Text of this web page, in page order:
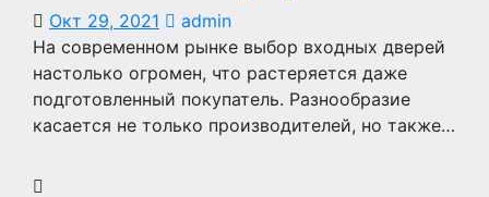
Окт 29, 2021
admin
На современном рынке выбор входных дверей
настолько огромен, что растеряется даже
подготовленный покупатель. Разнообразие
касается не только производителей, но также…